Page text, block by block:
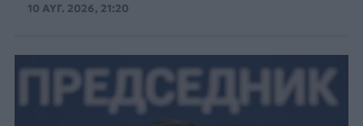
10 ΑΥΓ. 2026, 21:20